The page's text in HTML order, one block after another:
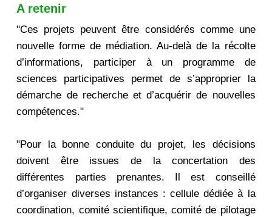
A retenir
"Ces projets peuvent être considérés comme une
nouvelle forme de médiation. Au-delà de la récolte
d’informations, participer à un programme de
sciences participatives permet de s’approprier la
démarche de recherche et d’acquérir de nouvelles
compétences."
"Pour la bonne conduite du projet, les décisions
doivent être issues de la concertation des
différentes parties prenantes. Il est conseillé
d’organiser diverses instances : cellule dédiée à la
coordination, comité scientifique, comité de pilotage